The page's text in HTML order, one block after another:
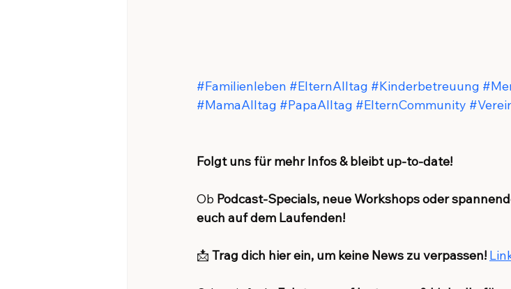
#Familienleben #ElternAlltag #Kinderbetreuung
#MamaAlltag #PapaAlltag #ElternCommunity
Folgt uns für mehr Infos & bleibt up-to-date!
Ob Podcast-Specials, neue Workshops oder
euch auf dem Laufenden!
📩 Trag dich hier ein, um keine News zu verpassen!